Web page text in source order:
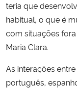
teria que
habitual, o que é
com situações
Maria Clara.
As interações
português,